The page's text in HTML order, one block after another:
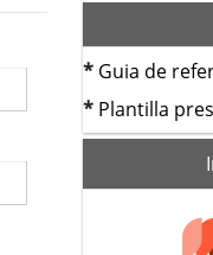
* Guia de
* Plantilla